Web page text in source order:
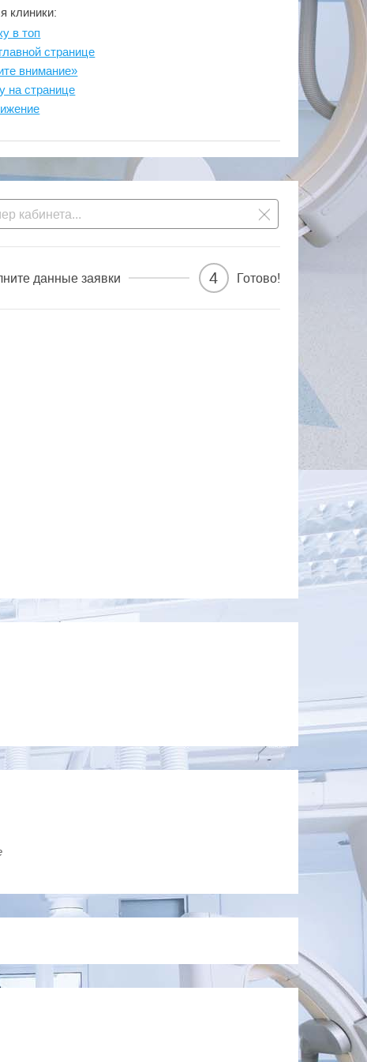
клиники:
в топ
странице
внимание»
на странице
данные заявки 4 Готово!